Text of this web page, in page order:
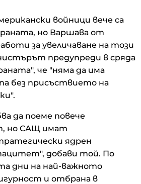
войници вече са
но Варшава от
за увеличаване на този
предупреди в сряда
че "няма да има
без присъствието на
да поеме повече
но САЩ имат
ядрен
добави той. По
дни на най-важното
и отбрана в